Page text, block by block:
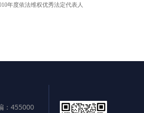
年度依法维权优秀法定代表人
：455000